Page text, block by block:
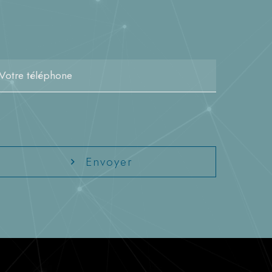
Envoyer